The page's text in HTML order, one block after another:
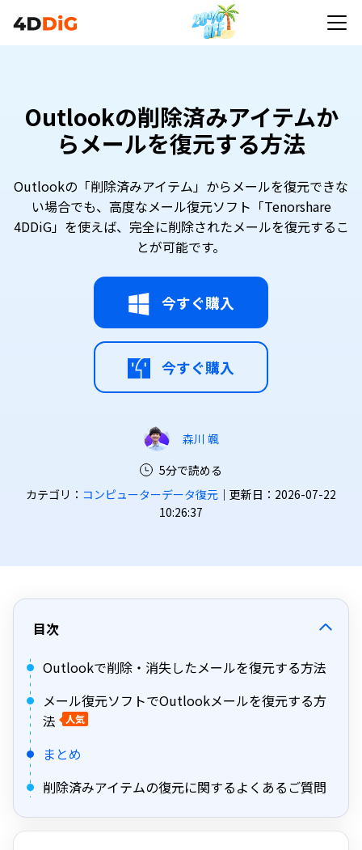
Outlookの削除済みアイテムか
らメールを復元する方法
Outlookの「削除済みアイテム」からメールを復元できな
い場合でも、高度なメール復元ソフト「Tenorshare
4DDiG」を使えば、完全に削除されたメールを復元するこ
とが可能です。
今すぐ購入
今すぐ購入
森川 颯
5分で読める
カテゴリ： コンピューターデータ復元 ｜更新日：2026-07-22
10:26:37
目次
Outlookで削除・消失したメールを復元する方法
メール復元ソフトでOutlookメールを復元する方
法
人気
まとめ
削除済みアイテムの復元に関するよくあるご質問